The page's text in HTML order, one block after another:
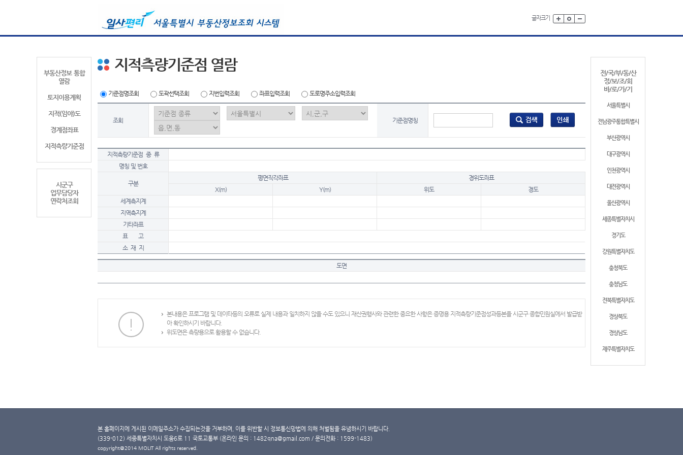
글자크기
부동산정보 통합
열람
토지이용계획
지적(임야)도
경계점좌표
지적측량기준점
시군구
업무담당자
연락처조회
전/국/부/동/산
정/보/조/회
바/로/가/기
서울특별시
전남광주통합특별시
부산광역시
대구광역시
인천광역시
대전광역시
울산광역시
세종특별자치시
경기도
강원특별자치도
충청북도
충청남도
전북특별자치도
경상북도
경상남도
제주특별자치도
지적측량기준점 열람
기준점명조회 도곽선택조회 지번입력조회 좌표입력조회 도로명주소입력조회
조회 기준점명칭
지적측량기준점 종 류
명칭 및 번호
구분
평면직각좌표
경위도좌표
X(m)
Y(m) 위도
경도
세계측지계
지역측지계
기타좌표
표 고
소 재 지
도면
본내용은 프로그램 및 데이타등의 오류로 실제 내용과 일치하지 않을 수도 있으니 재산권행사와 관련한 중요한 사항은 증명용 지적측량기준점성과등본을 시군구 종합민원실에서 발급받
아 확인하시기 바랍니다.
위도면은 측량용으로 활용할 수 없습니다.
본 홈페이지에 게시된 이메일주소가 수집되는것을 거부하며, 이를 위반할 시 정보통신망법에 의해 처벌됨을 유념하시기 바랍니다.
(339-012) 세종특별자치시 도움6로 11 국토교통부 (온라인 문의 : 1482qna@gmail.com / 문의전화 : 1599-1483)
copyright@2014 MOLIT All rights reserved.